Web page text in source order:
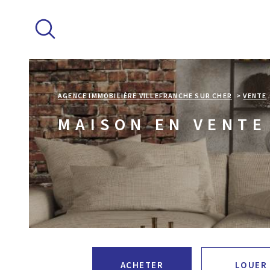
AGENCE IMMOBILIÈRE VILLEFRANCHE SUR CHER VENTE
MAISON EN
ACHETER LOUER